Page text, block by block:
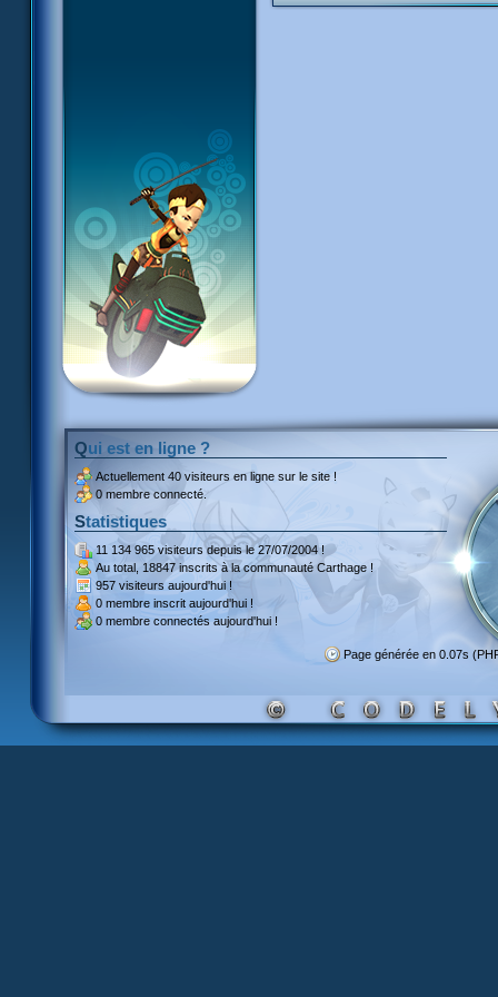
Qui est en ligne ?
Actuellement 40 visiteurs en ligne sur le site !
0 membre connecté.
Statistiques
11 134 965 visiteursdepuis le 27/07/2004 !
Au total, 18847 inscritsà la communauté Carthage !
957 visiteurs aujourd'hui !
0 membre inscrit aujourd'hui !
0 membre connectés aujourd'hui !
Page générée en 0.07s